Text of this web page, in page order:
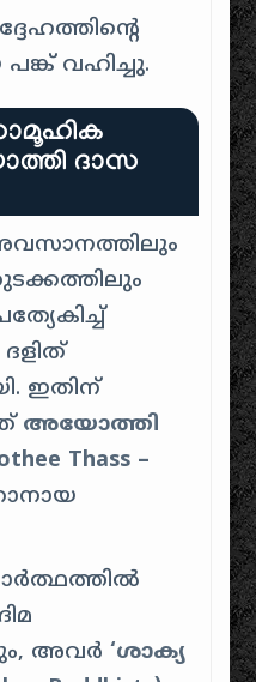
വഹിച്ചു.
ദാസ
അവസാനത്തിലും
തുടക്കത്തിലും
ദളിത്
ഇതിന്
അയോത്തി
Thass –
അവർ‘ശാക്യ